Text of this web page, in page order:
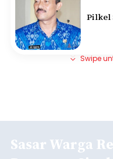
Pilkel
Swipe
Sasar Warga